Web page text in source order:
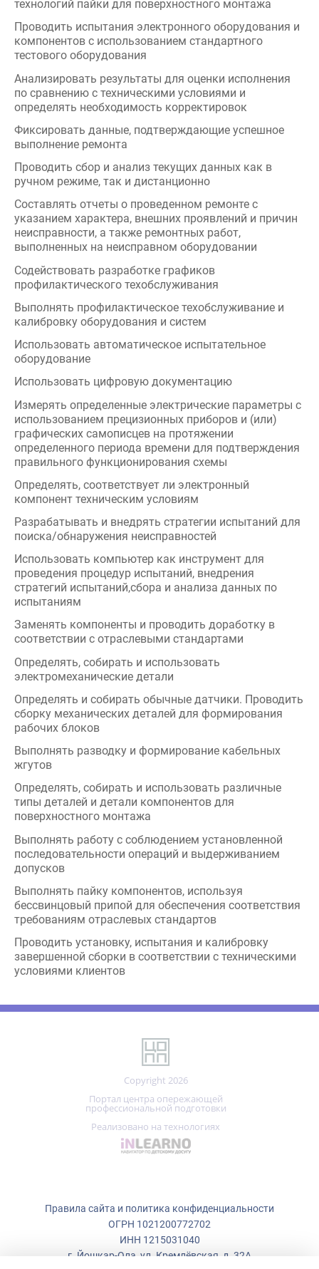
Фиксировать данные, подтверждающие успешное
выполнение ремонта
Проводить сбор и анализ текущих данных как в
ручном режиме, так и дистанционно
Составлять отчеты о проведенном ремонте с
указанием характера, внешних проявлений и причин
неисправности, а также ремонтных работ,
выполненных на неисправном оборудовании
Содействовать разработке графиков
профилактического техобслуживания
Выполнять профилактическое техобслуживание и
калибровку оборудования и систем
Использовать автоматическое испытательное
оборудование
Измерять определенные электрические параметры с
графических самописцев на протяжении
определенного периода времени для подтверждения
правильного функционирования схемы
Определять, соответствует ли электронный
компонент техническим условиям
Разрабатывать и внедрять стратегии испытаний для
поиска/обнаружения неисправностей
Использовать компьютер как инструмент для
проведения процедур испытаний, внедрения
стратегий испытаний,сбора и анализа данных по
испытаниям
Заменять компоненты и проводить доработку в
Определять, собирать и использовать
Определять и собирать обычные датчики. Проводить
сборку механических деталей для формирования
рабочих блоков
Выполнять разводку и формирование кабельных
жгутов
Определять, собирать и использовать различные
типы деталей и детали компонентов для
Выполнять работу с соблюдением установленной
последовательности операций и выдерживанием
допусков
Выполнять пайку компонентов, используя
бессвинцовый припой для обеспечения соответствия
требованиям отраслевых стандартов
Проводить установку, испытания и калибровку
завершенной сборки в соответствии с техническими
условиями клиентов
Copyright 2026
Портал центра опережающей
профессиональной подготовки
ОГРН 1021200772702
ИНН 1215031040
+7 (836)223-50-73
Мы используем файлы cookie.
Центр опережающей профессиональной подготовки использует
ПОНЯТНО!